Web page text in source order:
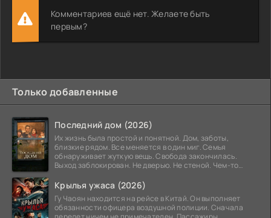
Комментариев ещё нет. Желаете быть
первым?
Только добавленные
Последний дом (2026)
Их жизнь была простой и понятной. Дом, заботы,
близкие рядом. Все меняется в один миг. Семья
обнаруживает жуткую вещь. Свобода закончилась.
Выход заблокирован. Не дверью. Не стеной. Чем-то
Крылья ужаса (2026)
Гу Чаоян находится на рейсе в Китай. Он выполняет
обязанности офицера воздушной полиции. Сначала